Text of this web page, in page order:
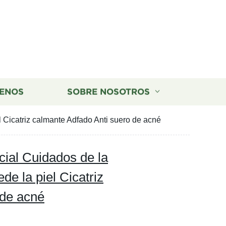
SOBRE NOSOTROS
calmante Adfado Anti suero de acné
Cuidados de la
la piel Cicatriz
acné